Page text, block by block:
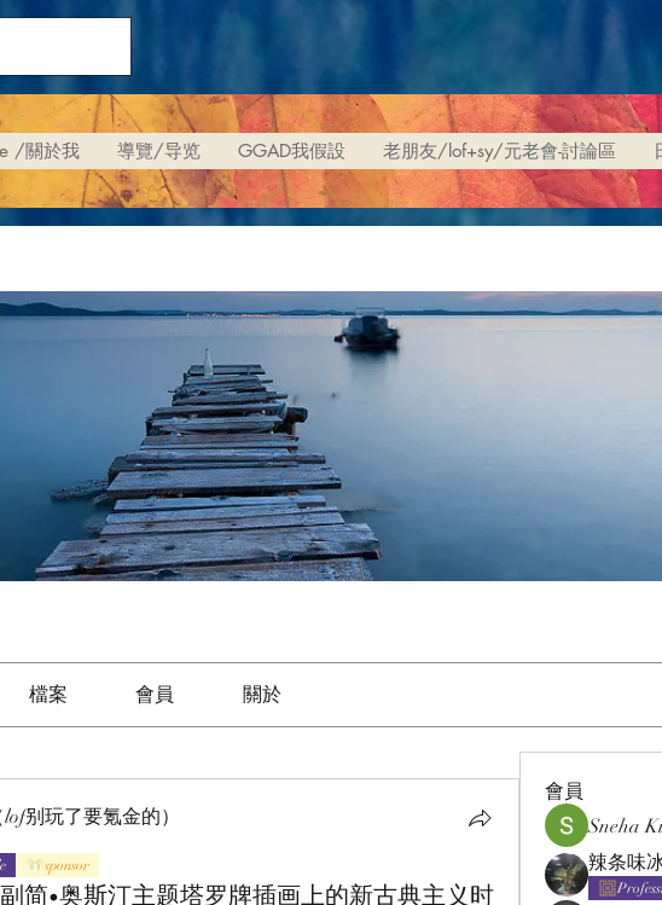
/關於我 導覽/导览 GGAD我假設 老朋友/lof+sy/元老會-討論區
檔案 會員 關於
别玩了要氪金的）
sponsor
简•奥斯汀主题塔罗牌插画上的新古典主义时
會員
Sneha